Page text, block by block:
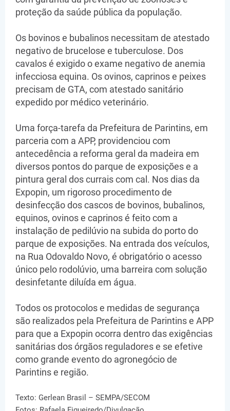
proteção da saúde pública da população.
Os bovinos e bubalinos necessitam de atestado
negativo de brucelose e tuberculose. Dos
cavalos é exigido o exame negativo de anemia
infecciosa equina. Os ovinos, caprinos e peixes
precisam de GTA, com atestado sanitário
expedido por médico veterinário.
Uma força-tarefa da Prefeitura de Parintins, em
parceria com a APP, providenciou com
antecedência a reforma geral da madeira em
diversos pontos do parque de exposições e a
pintura geral dos currais com cal. Nos dias da
Expopin, um rigoroso procedimento de
desinfecção dos cascos de bovinos, bubalinos,
equinos, ovinos e caprinos é feito com a
instalação de pedilúvio na subida do porto do
parque de exposições. Na entrada dos veículos,
na Rua Odovaldo Novo, é obrigatório o acesso
único pelo rodolúvio, uma barreira com solução
desinfetante diluída em água.
Todos os protocolos e medidas de segurança
são realizados pela Prefeitura de Parintins e APP
para que a Expopin ocorra dentro das exigências
sanitárias dos órgãos reguladores e se efetive
como grande evento do agronegócio de
Parintins e região.
Texto: Gerlean Brasil – SEMPA/SECOM